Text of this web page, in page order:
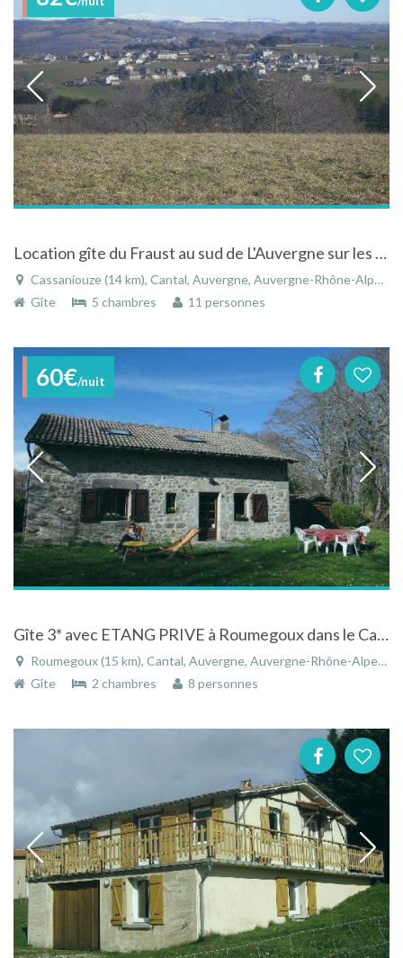
Location gîte du Fraust au sud de L'Auvergne sur les coteaux de la vallée du Lot
Cassaniouze (14 km), Cantal, Auvergne, Auvergne-Rhône-Alpes, France
Gîte
5 chambres 11 personnes
60€/nuit
Gîte 3* avec ETANG PRIVE à Roumegoux dans le Cantal en Auvergne
Roumegoux (15 km), Cantal, Auvergne, Auvergne-Rhône-Alpes, France
Gîte
2 chambres 8 personnes